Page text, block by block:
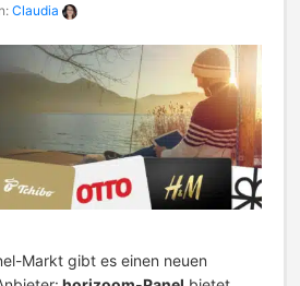
Claudia
Markt gibt es einen neuen